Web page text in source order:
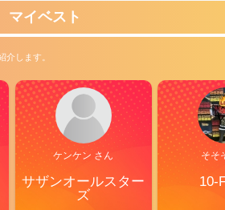
マイベスト
介します。
ケンケン さん
サザンオールスター
ズ
そそ
10-